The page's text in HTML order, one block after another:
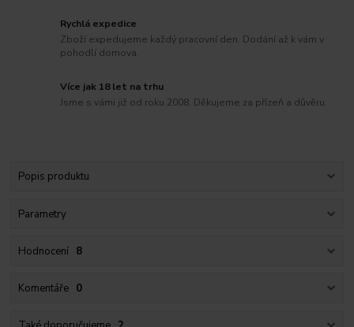
Rychlá expedice
Zboží expedujeme každý pracovní den. Dodání až k vám v
pohodlí domova.
Více jak 18 let na trhu
Jsme s vámi již od roku 2008. Děkujeme za přízeň a důvěru.
Popis produktu
Parametry
Hodnocení 8
Komentáře 0